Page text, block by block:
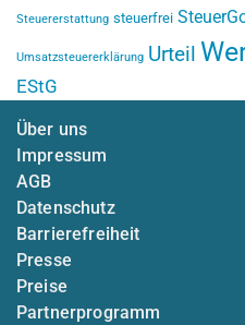
Steuererstattung steuerfrei
Umsatzsteuererklärung Urteil
EStG
Über uns
Impressum
AGB
Datenschutz
Barrierefreiheit
Presse
Preise
Partnerprogramm